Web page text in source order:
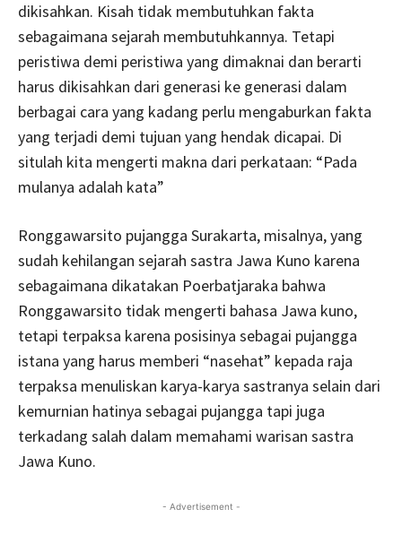
dikisahkan. Kisah tidak membutuhkan fakta
sebagaimana sejarah membutuhkannya. Tetapi
peristiwa demi peristiwa yang dimaknai dan berarti
harus dikisahkan dari generasi ke generasi dalam
berbagai cara yang kadang perlu mengaburkan fakta
yang terjadi demi tujuan yang hendak dicapai. Di
situlah kita mengerti makna dari perkataan: “Pada
mulanya adalah kata”
Ronggawarsito pujangga Surakarta, misalnya, yang
sudah kehilangan sejarah sastra Jawa Kuno karena
sebagaimana dikatakan Poerbatjaraka bahwa
Ronggawarsito tidak mengerti bahasa Jawa kuno,
tetapi terpaksa karena posisinya sebagai pujangga
istana yang harus memberi “nasehat” kepada raja
terpaksa menuliskan karya-karya sastranya selain dari
kemurnian hatinya sebagai pujangga tapi juga
terkadang salah dalam memahami warisan sastra
Jawa Kuno.
- Advertisement -